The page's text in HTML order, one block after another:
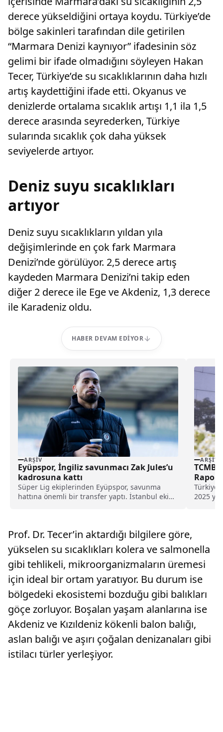
derece yükseldiğini ortaya koydu. Türkiye’de
bölge sakinleri tarafından dile getirilen
“Marmara Denizi kaynıyor” ifadesinin söz
gelimi bir ifade olmadığını söyleyen Hakan
Tecer, Türkiye’de su sıcaklıklarının daha hızlı
artış kaydettiğini ifade etti. Okyanus ve
denizlerde ortalama sıcaklık artışı 1,1 ila 1,5
derece arasında seyrederken, Türkiye
sularında sıcaklık çok daha yüksek
seviyelerde artıyor.
Deniz suyu sıcaklıkları
artıyor
Deniz suyu sıcaklıkların yıldan yıla
değişimlerinde en çok fark Marmara
Denizi’nde görülüyor. 2,5 derece artış
kaydeden Marmara Denizi’ni takip eden
diğer 2 derece ile Ege ve Akdeniz, 1,3 derece
ile Karadeniz oldu.
HABER DEVAM EDIYOR
ARŞIV
Eyüpspor, İngiliz savunmacı Zak Jules’u
kadrosuna kattı
Süper Lig ekiplerinden Eyüpspor, savunma
hattına önemli bir transfer yaptı. İstanbul ekibi,
ARŞIV
TCMB,
Türkiye
2025
Prof. Dr. Tecer’in aktardığı bilgilere göre,
yükselen su sıcaklıkları kolera ve salmonella
gibi tehlikeli, mikroorganizmaların üremesi
için ideal bir ortam yaratıyor. Bu durum ise
bölgedeki ekosistemi bozduğu gibi balıkları
göçe zorluyor. Boşalan yaşam alanlarına ise
Akdeniz ve Kızıldeniz kökenli balon balığı,
aslan balığı ve aşırı çoğalan denizanaları gibi
istilacı türler yerleşiyor.